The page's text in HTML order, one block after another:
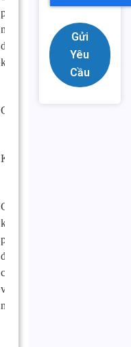
phù hợp với quy
mô sản xuất, kinh
doanh thực phẩm
không?
Có.
Không.
Cơ sở sản xuất,
kinh doanh thực
phẩm phải bảo
đảm có khoảng
cách an toàn đối
với nguồn gây ô
nhiễm thực phẩm?
Gửi
Yêu
Cầu